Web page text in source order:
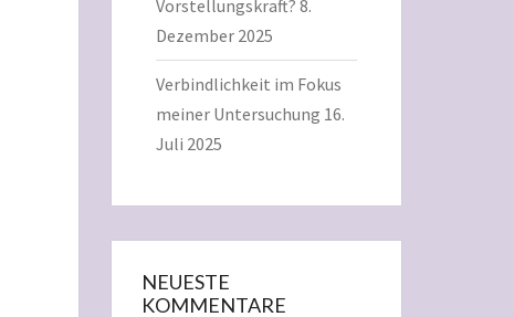
Vorstellungskraft? 8.
Dezember 2025
Verbindlichkeit im Fokus
meiner Untersuchung 16.
Juli 2025
NEUESTE
KOMMENTARE